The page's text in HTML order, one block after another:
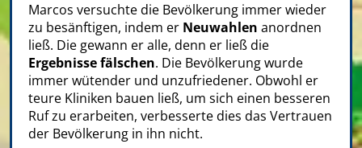
Marcos versuchte die Bevölkerung immer wieder
zu besänftigen, indem er Neuwahlen anordnen
ließ. Die gewann er alle, denn er ließ die
Ergebnisse fälschen. Die Bevölkerung wurde
immer wütender und unzufriedener. Obwohl er
teure Kliniken bauen ließ, um sich einen besseren
Ruf zu erarbeiten, verbesserte dies das Vertrauen
der Bevölkerung in ihn nicht.